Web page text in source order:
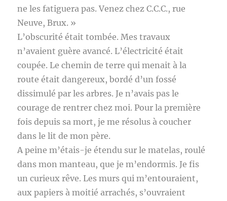
ne les fatiguera pas. Venez chez C.C.C., rue
Neuve, Brux. »
L’obscurité était tombée. Mes travaux
n’avaient guère avancé. L’électricité était
coupée. Le chemin de terre qui menait à la
route était dangereux, bordé d’un fossé
dissimulé par les arbres. Je n’avais pas le
courage de rentrer chez moi. Pour la première
fois depuis sa mort, je me résolus à coucher
dans le lit de mon père.
A peine m’étais-je étendu sur le matelas, roulé
dans mon manteau, que je m’endormis. Je fis
un curieux rêve. Les murs qui m’entouraient,
aux papiers à moitié arrachés, s’ouvraient